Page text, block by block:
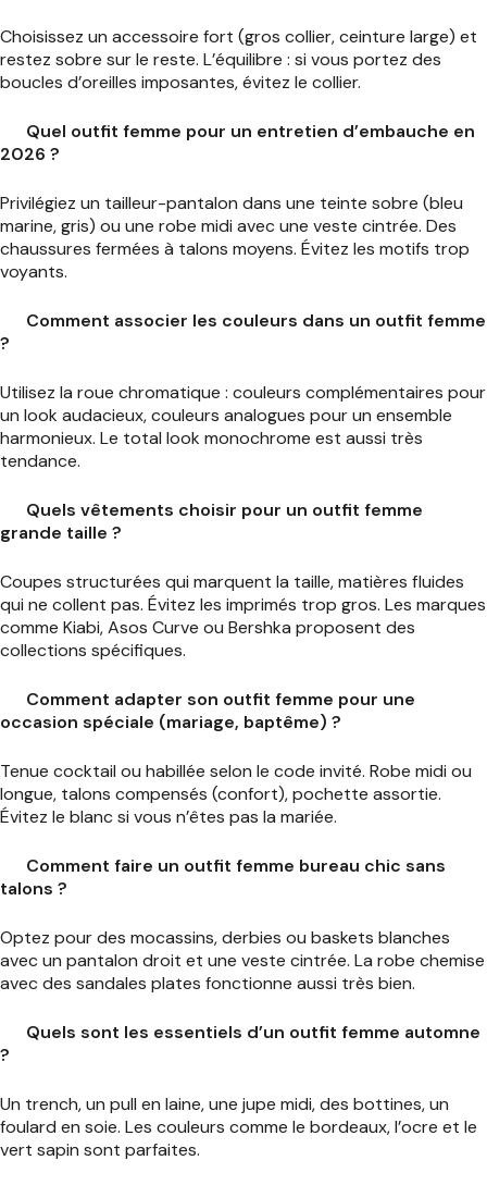
Choisissez un accessoire fort (gros collier, ceinture large) et
restez sobre sur le reste. L’équilibre : si vous portez des
boucles d’oreilles imposantes, évitez le collier.
Quel outfit femme pour un entretien d’embauche en
2026 ?
Privilégiez un tailleur-pantalon dans une teinte sobre (bleu
marine, gris) ou une robe midi avec une veste cintrée. Des
chaussures fermées à talons moyens. Évitez les motifs trop
voyants.
Comment associer les couleurs dans un outfit femme
?
Utilisez la roue chromatique : couleurs complémentaires pour
un look audacieux, couleurs analogues pour un ensemble
harmonieux. Le total look monochrome est aussi très
tendance.
Quels vêtements choisir pour un outfit femme
grande taille ?
Coupes structurées qui marquent la taille, matières fluides
qui ne collent pas. Évitez les imprimés trop gros. Les marques
comme Kiabi, Asos Curve ou Bershka proposent des
collections spécifiques.
Comment adapter son outfit femme pour une
occasion spéciale (mariage, baptême) ?
Tenue cocktail ou habillée selon le code invité. Robe midi ou
longue, talons compensés (confort), pochette assortie.
Évitez le blanc si vous n’êtes pas la mariée.
Comment faire un outfit femme bureau chic sans
talons ?
Optez pour des mocassins, derbies ou baskets blanches
avec un pantalon droit et une veste cintrée. La robe chemise
avec des sandales plates fonctionne aussi très bien.
Quels sont les essentiels d’un outfit femme automne
?
Un trench, un pull en laine, une jupe midi, des bottines, un
foulard en soie. Les couleurs comme le bordeaux, l’ocre et le
vert sapin sont parfaites.